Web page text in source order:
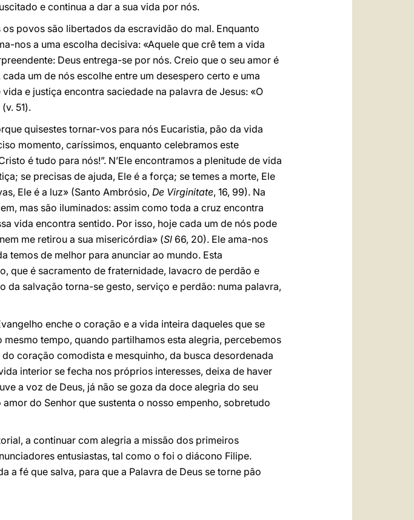
e continua a dar a sua vida por nós.
povos são libertados da escravidão do mal. Enquanto
nos a uma escolha decisiva: «Aquele que crê tem a vida
Deus entrega-se por nós. Creio que o seu amor é
um de nós escolhe entre um desespero certo e uma
e justiça encontra saciedade na palavra de Jesus: «O
51).
quisestes tornar-vos para nós Eucaristia, pão da vida
momento, caríssimos, enquanto celebramos este
é tudo para nós!”. N’Ele encontramos a plenitude de vida
se precisas de ajuda, Ele é a força; se temes a morte, Ele
Ele é a luz» (Santo Ambrósio, De Virginitate, 16, 99). Na
mas são iluminados: assim como toda a cruz encontra
vida encontra sentido. Por isso, hoje cada um de nós pode
me retirou a sua misericórdia» (Sl 66, 20). Ele ama-nos
temos de melhor para anunciar ao mundo. Esta
que é sacramento de fraternidade, lavacro de perdão e
da salvação torna-se gesto, serviço e perdão: numa palavra,
enche o coração e a vida inteira daqueles que se
mesmo tempo, quando partilhamos esta alegria, percebemos
coração comodista e mesquinho, da busca desordenada
interior se fecha nos próprios interesses, deixa de haver
a voz de Deus, já não se goza da doce alegria do seu
do Senhor que sustenta o nosso empenho, sobretudo
a continuar com alegria a missão dos primeiros
entusiastas, tal como o foi o diácono Filipe.
a fé que salva, para que a Palavra de Deus se torne pão